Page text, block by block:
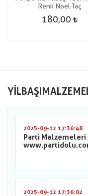
Renk Noel Taç
180,00
2025-09-12 17:36:48
Parti Malzemeleri
2025-09-12 17:36:02